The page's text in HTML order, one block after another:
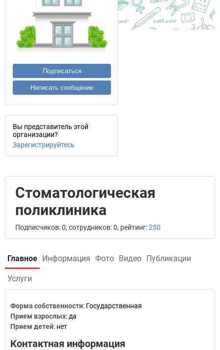
Подписаться
Написать сообщение
Вы представитель этой
организации?
Зарегистрируйтесь
Стоматологическая
поликлиника
Подписчиков: 0, сотрудников: 0, рейтинг:250
Главное Информация Фото Видео Публикации
Услуги
Форма собственности: Государственная
Прием взрослых: да
Прием детей: нет
Контактная информация